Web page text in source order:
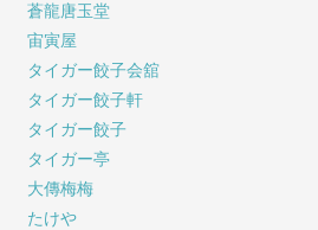
蒼龍唐玉堂
宙寅屋
タイガー餃子会舘
タイガー餃子軒
タイガー餃子
タイガー亭
大傳梅梅
たけや